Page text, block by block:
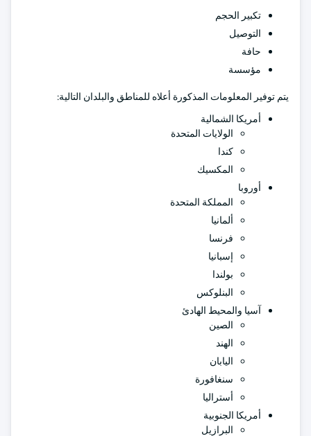
تكبير الحجم
التوصيل
حافة
مؤسسة
يتم توفير المعلومات المذكورة أعلاه للمناطق والبلدان التالية:
أمريكا الشمالية
الولايات المتحدة
كندا
المكسيك
أوروبا
المملكة المتحدة
ألمانيا
فرنسا
إسبانيا
بولندا
البنلوكس
آسيا والمحيط الهادئ
الصين
الهند
اليابان
سنغافورة
أستراليا
أمريكا الجنوبية
البرازيل